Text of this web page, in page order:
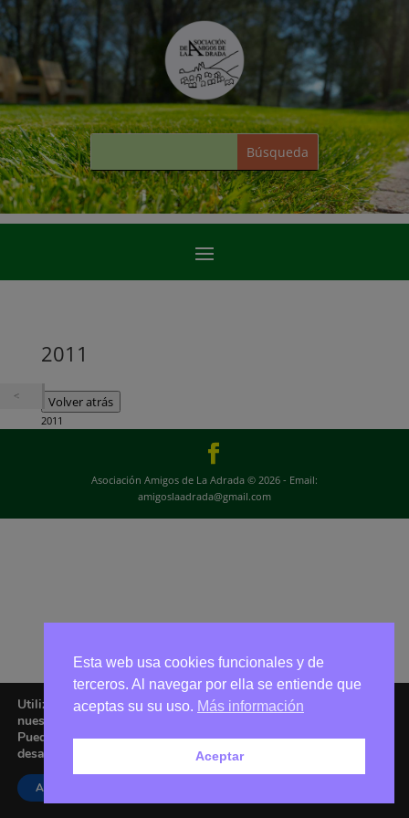
2011
Volver atrás
2011
Asociación Amigos de La Adrada © 2026 - Email:
amigoslaadrada@gmail.com
Utilizamos cookies para ofrecerte la mejor experiencia en
nuestra web.
Puedes aprender más sobre qué cookies utilizamos o
desactivarlas en los
Aceptar
Esta web usa cookies funcionales y de
terceros. Al navegar por ella se entiende que
aceptas su su uso. Más información
Aceptar